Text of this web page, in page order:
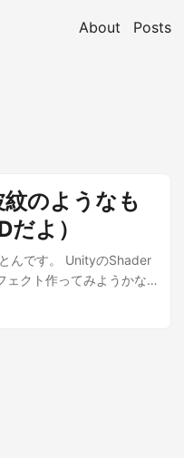
About Posts
のようなも
よ）
んです。 UnityのShader
ェクト作ってみようかな
、ちょっと勝手が違って